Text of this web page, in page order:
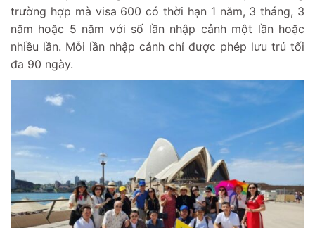
trường hợp mà visa 600 có thời hạn 1 năm, 3 tháng, 3
năm hoặc 5 năm với số lần nhập cảnh một lần hoặc
nhiều lần. Mỗi lần nhập cảnh chỉ được phép lưu trú tối
đa 90 ngày.